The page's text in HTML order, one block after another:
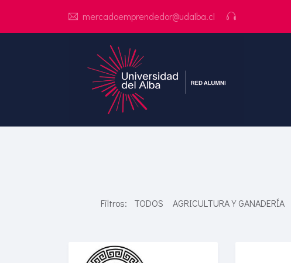
mercadoemprendedor@udalba.cl
Filtros: TODOS AGRICULTURA Y GANADERÍA